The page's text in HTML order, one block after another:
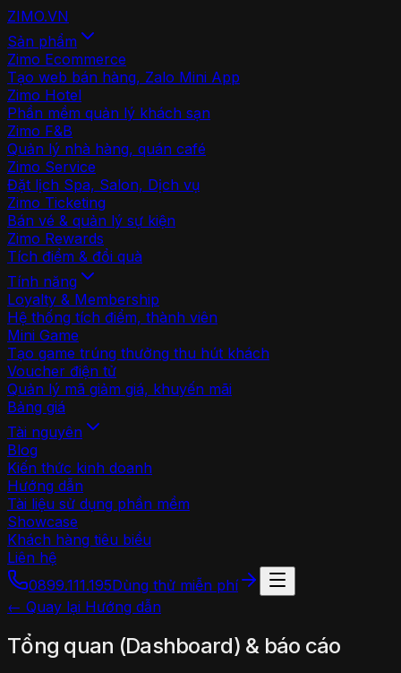
ZIMO.VN
Sản phẩm
Zimo Ecommerce
Tạo web bán hàng, Zalo Mini App
Zimo Hotel
Phần mềm quản lý khách sạn
Zimo F&B
Quản lý nhà hàng, quán café
Zimo Service
Đặt lịch Spa, Salon, Dịch vụ
Zimo Ticketing
Bán vé & quản lý sự kiện
Zimo Rewards
Tích điểm & đổi quà
Tính năng
Loyalty & Membership
Hệ thống tích điểm, thành viên
Mini Game
Tạo game trúng thưởng thu hút khách
Voucher điện tử
Quản lý mã giảm giá, khuyến mãi
Bảng giá
Tài nguyên
Blog
Kiến thức kinh doanh
Hướng dẫn
Tài liệu sử dụng phần mềm
Showcase
Khách hàng tiêu biểu
Liên hệ
0899.111.195Dùng thử miễn phí
← Quay lại Hướng dẫn
Tổng quan (Dashboard) & báo cáo